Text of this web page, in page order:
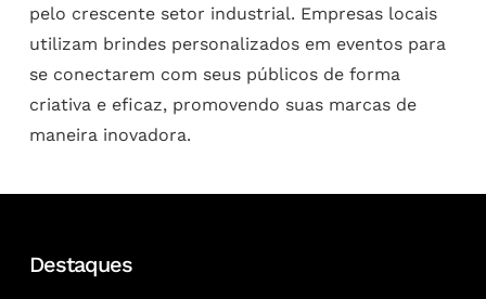
pelo crescente setor industrial. Empresas locais
utilizam brindes personalizados em eventos para
se conectarem com seus públicos de forma
criativa e eficaz, promovendo suas marcas de
maneira inovadora.
Destaques